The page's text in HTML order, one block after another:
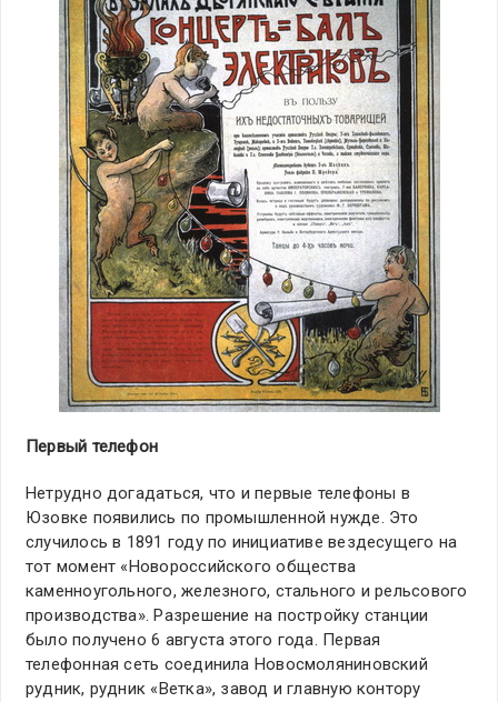
Первый телефон
Нетрудно догадаться, что и первые телефоны в
Юзовке появились по промышленной нужде. Это
случилось в 1891 году по инициативе вездесущего на
тот момент «Новороссийского общества
каменноугольного, железного, стального и рельсового
производства». Разрешение на постройку станции
было получено 6 августа этого года. Первая
телефонная сеть соединила Новосмоляниновский
рудник, рудник «Ветка», завод и главную контору